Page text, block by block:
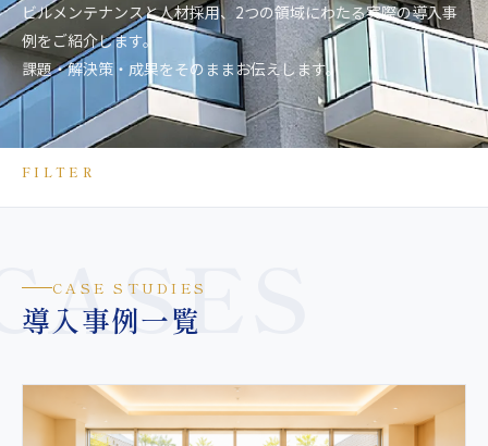
ビルメンテナンスと人材採用、2つの領域にわたる実際の導入事
例をご紹介します。
課題・解決策・成果をそのままお伝えします。
FILTER
CASE STUDIES
導入事例一覧